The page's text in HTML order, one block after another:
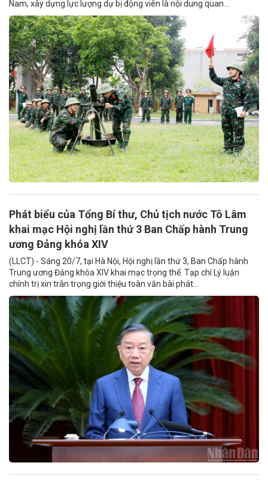
Nam, xây dựng lực lượng dự bị động viên là nội dung quan...
Phát biểu của Tổng Bí thư, Chủ tịch nước Tô Lâm
khai mạc Hội nghị lần thứ 3 Ban Chấp hành Trung
ương Đảng khóa XIV
(LLCT) - Sáng 20/7, tại Hà Nội, Hội nghị lần thứ 3, Ban Chấp hành
Trung ương Đảng khóa XIV khai mạc trọng thể. Tạp chí Lý luận
chính trị xin trân trọng giới thiệu toàn văn bài phát...